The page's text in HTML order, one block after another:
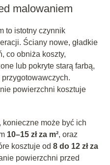
malowaniem
to istotny czynnik
Ściany nowe, gładkie
co obniża koszty,
lub pokryte starą farbą,
powierzchni kosztuje
konieczne może być ich
10–15 zł za m², oraz
kosztuje od 8 do 12 zł za
powierzchni przed